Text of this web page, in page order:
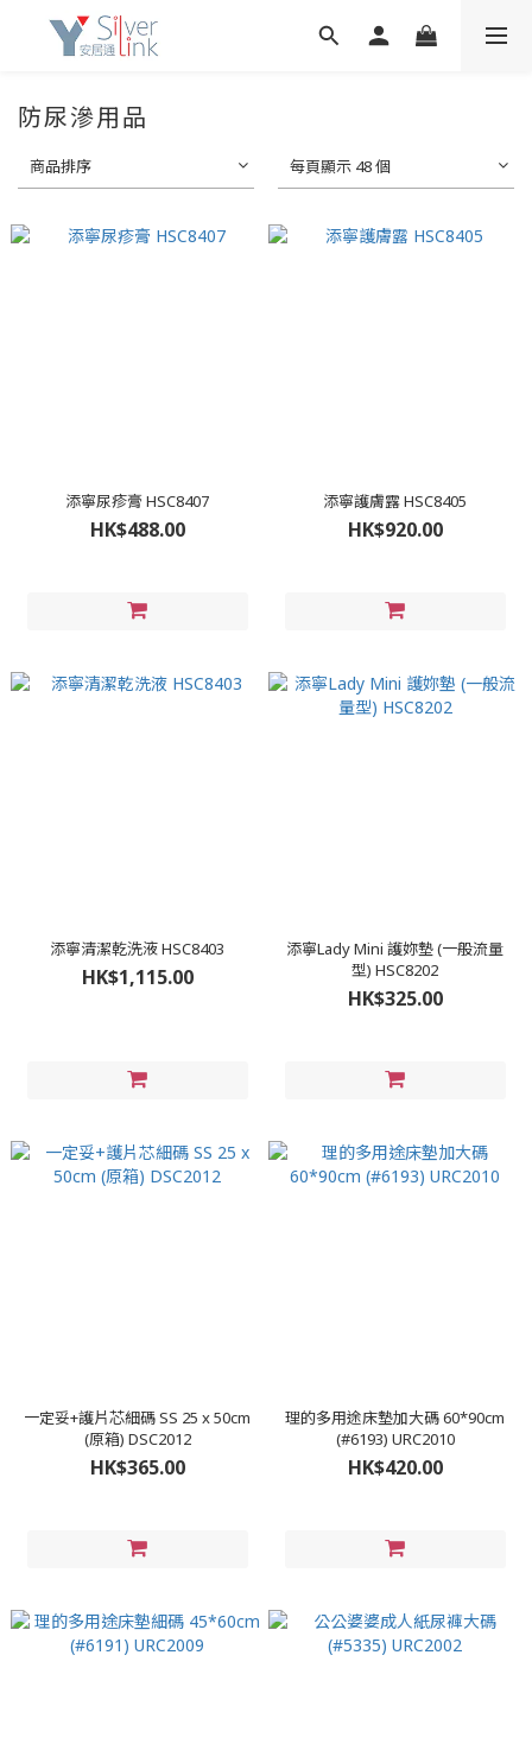
防尿滲用品
商品排序 每頁顯示 48 個
添寧尿疹膏 HSC8407
HK$488.00
添寧護膚露 HSC8405
HK$920.00
添寧清潔乾洗液 HSC8403
HK$1,115.00
添寧Lady Mini 護妳墊 (一般流量
型) HSC8202
HK$325.00
一定妥+護片芯細碼 SS 25 x 50cm
(原箱) DSC2012
HK$365.00
理的多用途床墊加大碼 60*90cm
(#6193) URC2010
HK$420.00